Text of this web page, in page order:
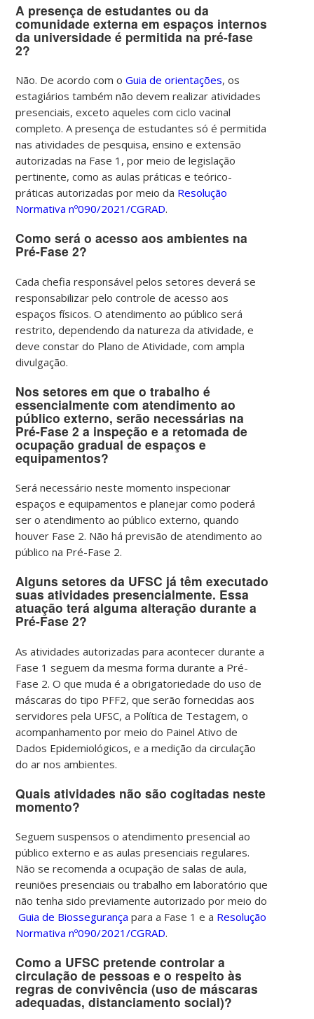
A presença de estudantes ou da
comunidade externa em espaços internos
da universidade é permitida na pré-fase
2?
Não. De acordo com oGuia de orientações, os
estagiários também não devem realizar atividades
presenciais, exceto aqueles com ciclo vacinal
completo.A presença de estudantes só é permitida
nas atividades de pesquisa, ensino e extensão
autorizadas na Fase 1, por meio de legislação
pertinente, como as aulas práticas e teórico-
práticas autorizadas por meio da Resolução
Normativa nº090/2021/CGRAD.
Como será o acesso aos ambientes na
Pré-Fase 2?
Cada chefia responsável pelos setores deverá se
responsabilizar pelo controle de acesso aos
espaços físicos. O atendimento ao público será
restrito, dependendo da natureza da atividade, e
deve constar do Plano de Atividade, com ampla
divulgação.
Nos setores em que o trabalho é
essencialmente com atendimento ao
público externo, serão necessárias na
Pré-Fase 2 a inspeção e a retomada de
ocupação gradual de espaços e
equipamentos?
Será necessário neste momento inspecionar
espaços e equipamentos e planejar como poderá
ser o atendimento ao público externo, quando
houver Fase 2. Não há previsão de atendimento ao
público na Pré-Fase 2.
Alguns setores da UFSC já têm executado
suas atividades presencialmente. Essa
atuação terá alguma alteração durante a
Pré-Fase 2?
As atividades autorizadas para acontecer durante a
Fase 1 seguem da mesma forma durante a Pré-
Fase 2.O que muda é a obrigatoriedade do uso de
máscaras do tipo PFF2, que serão fornecidas aos
servidores pela UFSC, a Política de Testagem, o
acompanhamento por meio do Painel Ativo de
Dados Epidemiológicos, e a medição da circulação
do ar nos ambientes.
Quais atividades não são cogitadas neste
momento?
Seguem suspensos o atendimento presencial ao
público externo e as aulas presenciais regulares.
Não se recomenda a ocupação de salas de aula,
reuniões presenciais ou trabalho em laboratório que
não tenha sido previamente autorizado por meio do
Guia de Biossegurança para a Fase 1 e a Resolução
Normativa nº090/2021/CGRAD.
Como a UFSC pretende controlar a
circulação de pessoas e o respeito às
regras de convivência (uso de máscaras
adequadas, distanciamento social)?